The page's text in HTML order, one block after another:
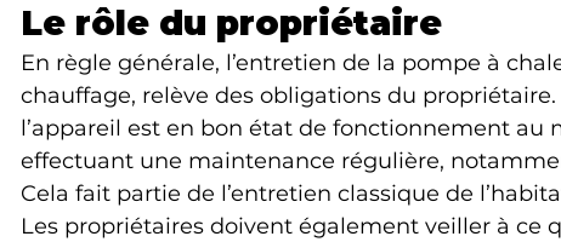
Le rôle du propriétaire
En règle générale, l’entretien de la pompe à
chauffage, relève des obligations du propriétaire.
l’appareil est en bon état de fonctionnement au
effectuant une maintenance régulière,
Cela fait partie de l’entretien classique de
Les propriétaires doivent également veiller à ce